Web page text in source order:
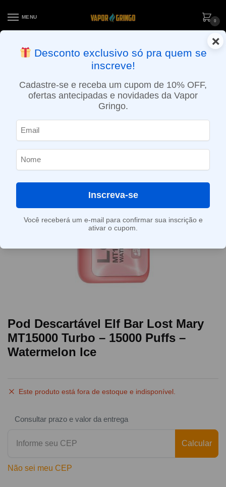
MENU
0
ENTREGA NO MESMO DIA EM SÃO PAULO (SEG A SEX): PEDIDOS
APROVADOS ATÉ 15:30 VIA MOTOBOY
Pod Descartável Elf Bar Lost Mary
MT15000 Turbo – 15000 Puffs –
Watermelon Ice
Este produto está fora de estoque e indisponível.
Consultar prazo e valor da entrega
Calcular
Não sei meu CEP
×
Desconto exclusivo só pra quem se
inscreve!
Cadastre-se e receba um cupom de 10% OFF,
ofertas antecipadas e novidades da Vapor
Gringo.
Inscreva-se
Você receberá um e-mail para confirmar sua inscrição e
ativar o cupom.